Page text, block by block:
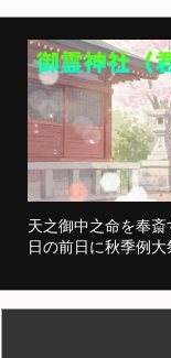
天之御中之命を奉
日の前日に秋季例大